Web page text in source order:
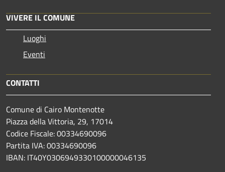
VIVERE IL COMUNE
Luoghi
Eventi
CONTATTI
Comune di Cairo Montenotte
Piazza della Vittoria, 29, 17014
Codice Fiscale: 00334690096
Partita IVA: 00334690096
IBAN: IT40Y0306949330100000046135